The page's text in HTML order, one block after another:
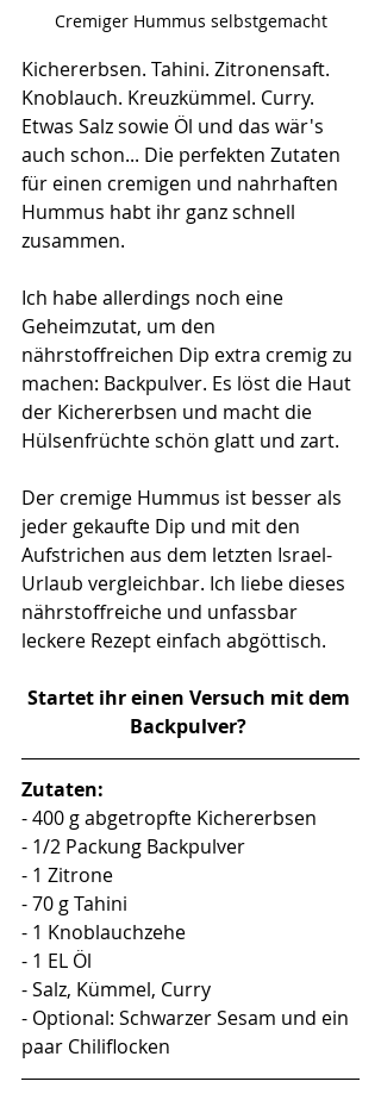
Cremiger Hummus selbstgemacht
Kichererbsen. Tahini. Zitronensaft.
Knoblauch. Kreuzkümmel. Curry.
Etwas Salz sowie Öl und das wär's
auch schon... Die perfekten Zutaten
für einen cremigen und nahrhaften
Hummus habt ihr ganz schnell
zusammen.
Ich habe allerdings noch eine
Geheimzutat, um den
nährstoffreichen Dip extra cremig zu
machen: Backpulver. Es löst die Haut
der Kichererbsen und macht die
Hülsenfrüchte schön glatt und zart.
Der cremige Hummus ist besser als
jeder gekaufte Dip und mit den
Aufstrichen aus dem letzten Israel-
Urlaub vergleichbar. Ich liebe dieses
nährstoffreiche und unfassbar
leckere Rezept einfach abgöttisch.
Startet ihr einen Versuch mit dem
Backpulver?
Zutaten:
- 400 g abgetropfte Kichererbsen
- 1/2 Packung Backpulver
- 1 Zitrone
- 70 g Tahini
- 1 Knoblauchzehe
- 1 EL Öl
- Salz, Kümmel, Curry
- Optional: Schwarzer Sesam und ein
paar Chiliflocken